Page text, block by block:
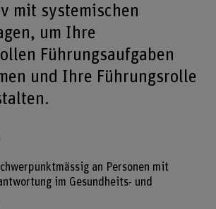
mit systemischen
um Ihre
Führungsaufgaben
und Ihre Führungsrolle
an Personen mit
im Gesundheits- und